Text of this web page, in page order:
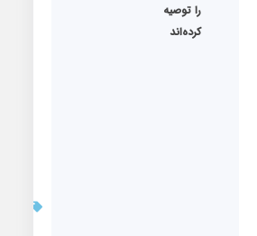
را توصیه
کرده‌اند